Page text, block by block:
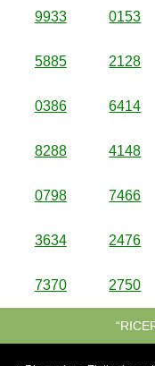
9933 0153
5885 2128
0386 6414
8288 4148
0798 7466
3634 2476
7370 2750